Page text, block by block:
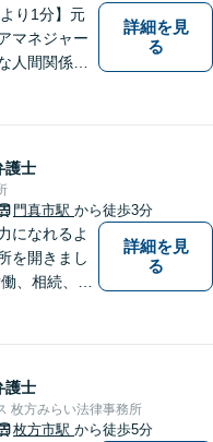
り1分】元
マネジャー
人間関係が
詳細を見
る
護士
門真市駅 から徒歩3分
になれるよ
を開きまし
、相続、離
詳細を見
る
護士
枚方みらい法律事務所
枚方市駅 から徒歩5分